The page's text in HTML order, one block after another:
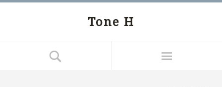
Tone H